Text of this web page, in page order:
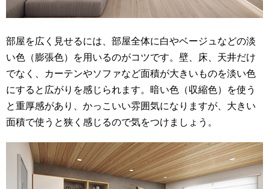
部屋を広く見せるには、部屋全体に白やベージュなどの淡
い色（膨張色）を用いるのがコツです。壁、床、天井だけ
でなく、カーテンやソファなど面積が大きいものを淡い色
にすると広がりを感じられます。暗い色（収縮色）を使う
と重厚感があり、かっこいい雰囲気になりますが、大きい
面積で使うと狭く感じるので気をつけましょう。